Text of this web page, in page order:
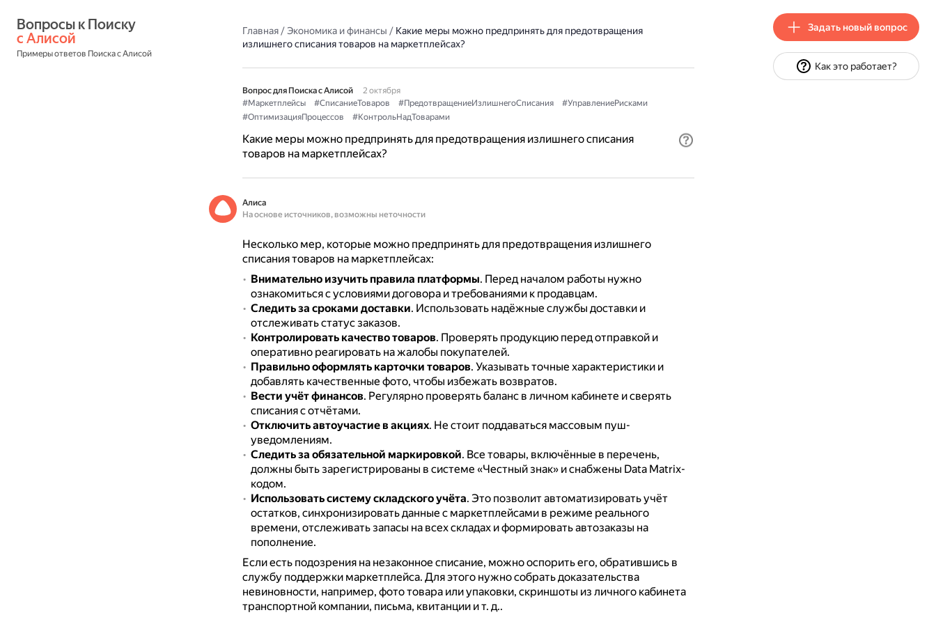
с Алисой
Примеры ответов Поиска с Алисой
Главная/Экономика и финансы / Какие меры можно предпринять для предотвращения
излишнего списания товаров на маркетплейсах?
Вопрос для Поиска с Алисой
2 октября
#Маркетплейсы
#СписаниеТоваров #ПредотвращениеИзлишнегоСписания
#УправлениеРисками
#ОптимизацияПроцессов
#КонтрольНадТоварами
Какие меры можно предпринять для предотвращения излишнего списания
товаров на маркетплейсах?
Алиса
На основе источников, возможны неточности
Несколько мер, которые можно предпринять для предотвращения излишнего
списания товаров на маркетплейсах:
Внимательно изучить правила платформы. Перед началом работы нужно
ознакомиться с условиями договора и требованиями к продавцам.
Следить за сроками доставки. Использовать надёжные службы доставки и
отслеживать статус заказов.
Контролировать качество товаров. Проверять продукцию перед отправкой и
оперативно реагировать на жалобы покупателей.
Правильно оформлять карточки товаров. Указывать точные характеристики и
добавлять качественные фото, чтобы избежать возвратов.
Вести учёт финансов. Регулярно проверять баланс в личном кабинете и сверять
списания с отчётами.
Отключить автоучастие в акциях. Не стоит поддаваться массовым пуш-
уведомлениям.
Следить за обязательной маркировкой. Все товары, включённые в перечень,
должны быть зарегистрированы в системе «Честный знак» и снабжены Data Matrix-
кодом.
Использовать систему складского учёта. Это позволит автоматизировать учёт
остатков, синхронизировать данные с маркетплейсами в режиме реального
времени, отслеживать запасы на всех складах и формировать автозаказы на
пополнение.
Если есть подозрения на незаконное списание, можно оспорить его, обратившись в
службу поддержки маркетплейса. Для этого нужно собрать доказательства
невиновности, например, фото товара или упаковки, скриншоты из личного кабинета
транспортной компании, письма, квитанции и т. д..
Задать новый вопрос
Как это работает?